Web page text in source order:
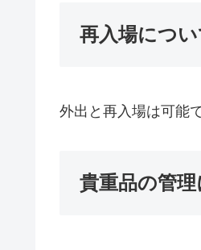
再入場につい
外出と再入場は可能
貴重品の管